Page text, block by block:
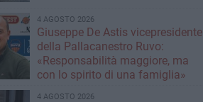
4 AGOSTO 2026
Giuseppe De Astis vicepresidente
della Pallacanestro Ruvo:
«Responsabilità maggiore, ma
con lo spirito di una famiglia»
4 AGOSTO 2026